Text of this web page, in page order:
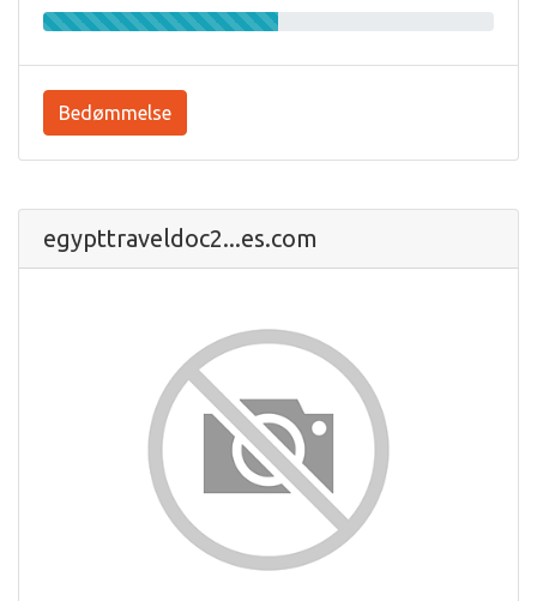
Bedømmelse
egypttraveldoc2...es.com